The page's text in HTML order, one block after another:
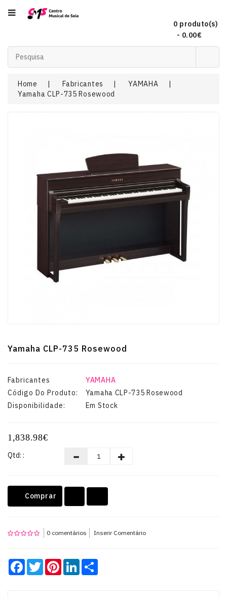
- 0.00€
Categoria
Acordeões
Audio
Sopro
VIDEO-
Teclados
Home Fabricantes
YAMAHA
Yamaha CLP-735 Rosewood
Yamaha CLP-735 Rosewood
Fabricantes
YAMAHA
Código Do Produto:
Yamaha CLP-735 Rosewood
Disponibilidade:
Em Stock
1,838.98€
Qtd: :
Comprar
0 comentários Inserir Comentário
Facebook
TwitterPinterestLinkedIn